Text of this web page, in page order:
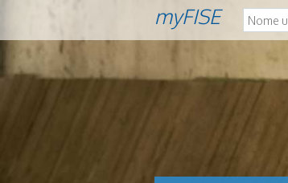
myFISE